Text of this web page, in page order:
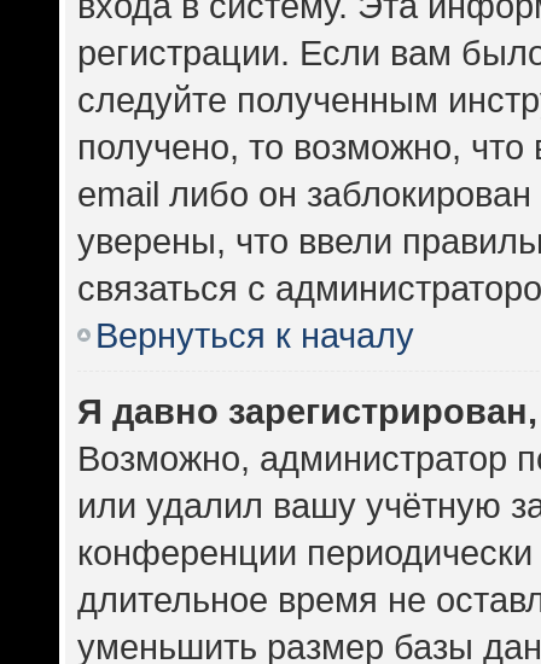
регистрации. Если вам
следуйте полученным
получено, то возможно,
email либо он
уверены, что ввели
связаться с
Вернуться к началу
Я давно
Возможно, администратор
или удалил вашу учётную
конференции
длительное время не
уменьшить размер базы